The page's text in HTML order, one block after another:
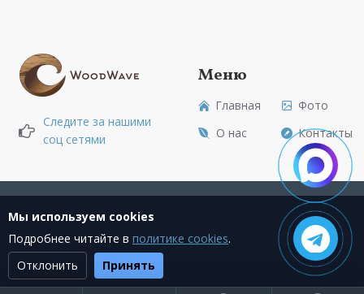
Насладись не только классным светом, но
и плавными, изогнутыми природными
формами светильника, серия Змейка.
Следите за нашими
соц сетями
Меню
Главная
О нас
Фото
Контакты
Текущее состояние cookie:не выбрано
Мы используем cookies
Подробнее читайте в политике cookies.
Отклонить
Принять